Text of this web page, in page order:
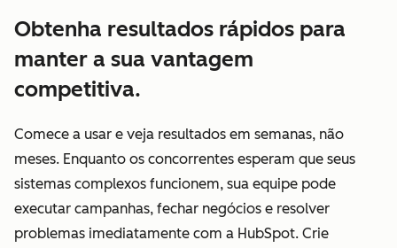
Obtenha resultados rápidos para
manter a sua vantagem
competitiva.
Comece a usar e veja resultados em semanas, não
meses. Enquanto os concorrentes esperam que seus
sistemas complexos funcionem, sua equipe pode
executar campanhas, fechar negócios e resolver
problemas imediatamente com a HubSpot. Crie